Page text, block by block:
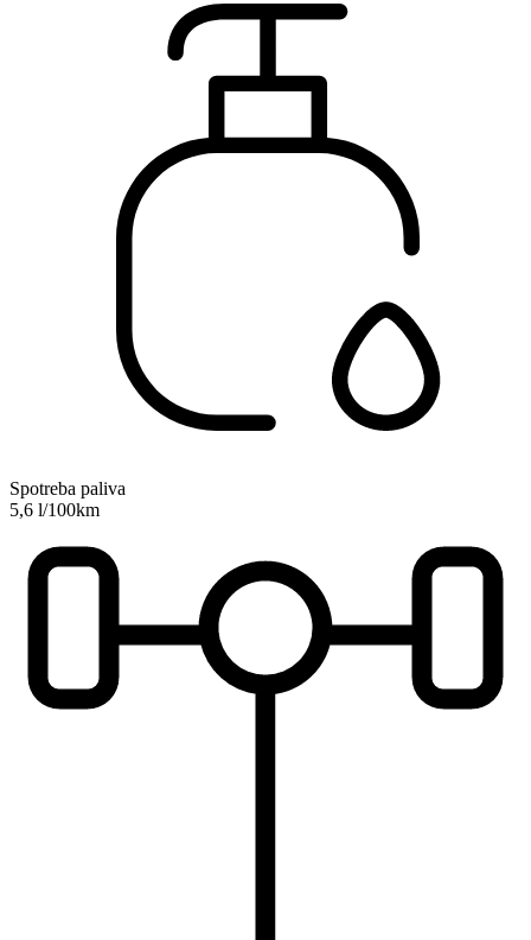
Spotreba paliva
5,6 l/100km